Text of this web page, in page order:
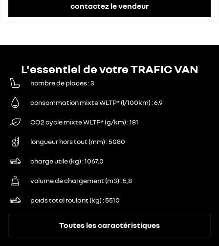
contactez le vendeur
L'essentiel de votre TRAFIC VAN
nombre de places 3
consommation mixte WLTP* (l/100km) 6.9
CO2 cycle mixte WLTP* (g/km) 181
longueur hors tout (mm) 5080
charge utile (kg) 1067.0
volume de chargement (m3) 5,8
poids total roulant (kg) 5510
Toutes les caractéristiques